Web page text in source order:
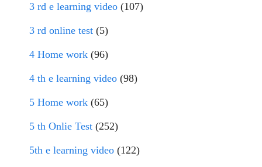
3 rd e learning video (107)
3 rd online test (5)
4 Home work (96)
4 th e learning video (98)
5 Home work (65)
5 th Onlie Test (252)
5th e learning video (122)